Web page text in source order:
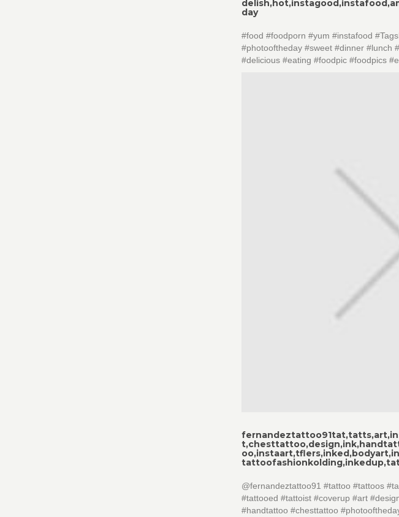
day
#food #foodporn #yum #instafood
#photooftheday #sweet #dinner #lunch
#delicious #eating #foodpic #foodpics
fernandeztattoo91
@fernandeztattoo91 #tattoo #tattoos
#tattooed #tattoist #coverup #art
#handtattoo #chesttattoo